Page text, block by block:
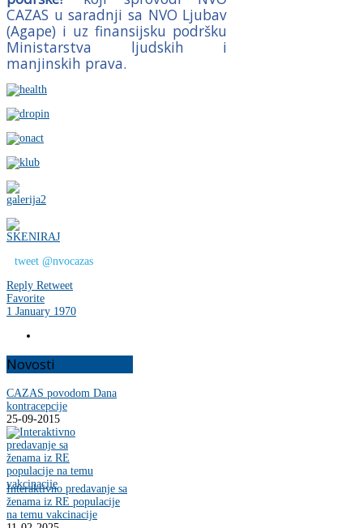
CAZAS u saradnji sa NVO Ljubav
(Agape) i uz finansijsku podršku
Ministarstva ljudskih i
manjinskih prava.
tweet @nvocazas
Reply Retweet
Favorite
1 January 1970
Novosti
CAZAS povodom Dana
kontracepcije
25-09-2015
Interaktivno predavanje sa
ženama iz RE populacije
na temu vakcinacije